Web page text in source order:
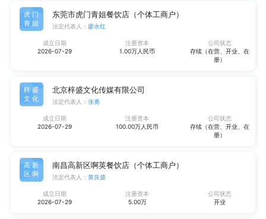
虎门
青姐
东莞市虎门青姐餐饮店（个体工商户）
法定代表人： 廖永红
成立日期
2026-07-29
注册资本
1.00万人民币
公司状态
存续（在营、开业、在
册）
梓盛
文化
北京梓盛文化传媒有限公司
法定代表人： 张勇
成立日期
2026-07-29
注册资本
100.00万人民币
公司状态
存续（在营、开业、在
册）
高新
区啊
南昌高新区啊英餐饮店（个体工商户）
法定代表人： 黄良盛
成立日期
2026-07-29
注册资本
5.00万
公司状态
开业